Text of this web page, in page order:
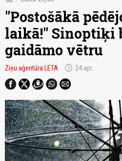
"Postošākā
laikā!" Sinoptiķi
gaidāmo vētru
Ziņu aģentūra LETA schedule 24.apr